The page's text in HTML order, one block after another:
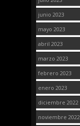
junio 2023
mayo 2023
abril 2023
marzo 2023
febrero 2023
enero 2023
diciembre 2022
noviembre 2022